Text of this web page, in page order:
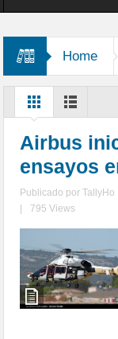
Home
Airbus
ensayos
Publicado porTallyHo
795 Views